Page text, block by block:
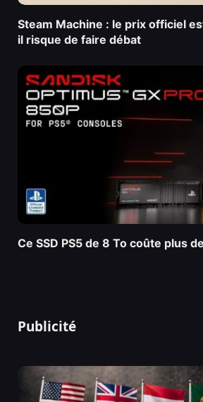
Steam Machine : le prix officiel
il risque de faire débat
Ce SSD PS5 de 8 To coûte plus
Publicité